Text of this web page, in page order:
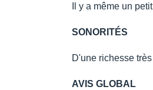
Il y a même un
SONORITÉS
D'une richesse
AVIS GLOBAL